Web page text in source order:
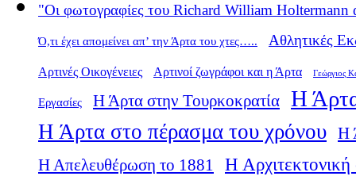
"Οι φωτογραφίες του Richard William Holtermann
Ό,τι έχει απομείνει απ’ την Άρτα του χτες….. Αθλητικές
Αρτινές Οικογένειες Αρτινοί ζωγράφοι και η Άρτα Γεώργιος
Εργασίες Η Άρτα στην Τουρκοκρατία Η
Η Άρτα στο πέρασμα του χρόνου Η
Η Απελευθέρωση το 1881
Η